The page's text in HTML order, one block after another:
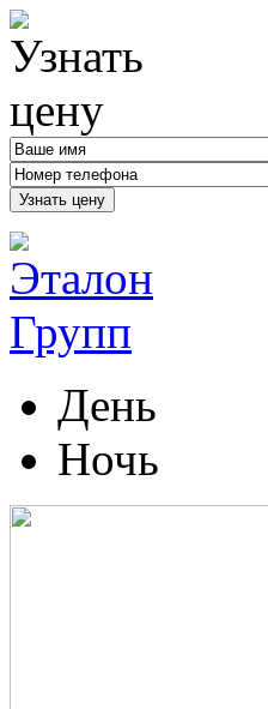
Узнать цену
День
Ночь